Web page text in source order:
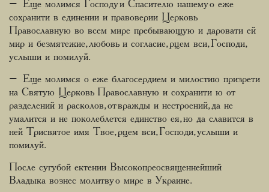
– Еще молимся Господу и Спасителю нашему о еже
сохранити в единении и правоверии Церковь
Православную во всем мире пребывающую и даровати ей
мир и безмятежие, любовь и согласие, рцем вси, Господи,
услыши и помилуй.
– Еще молимся о еже благосердием и милостию призрети
на Святую Церковь Пр­­­авославную и сохранити ю от
разделений и расколов, от вражды и нестроений, да не
умалится и не поколеблется единство ея, но да славится в
ней Трисвятое имя Твое, рцем вси, Господи, услыши и
помилуй.
После сугубой ектении Высокопреосвященнейший
Владыка вознес молитву о мире в Украине.